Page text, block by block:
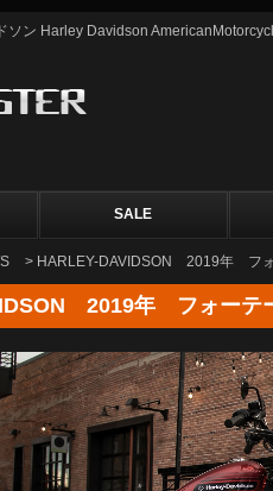
ソン Harley Davidson
SALE
> HARLEY-DAVIDSON 2019年 フ
2019年 フォーテ